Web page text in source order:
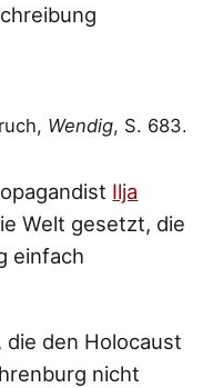
Wendig, S. 683.
Ilja
Welt gesetzt, die
einfach
den Holocaust
nicht